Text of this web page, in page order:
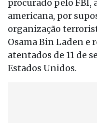
procurado pelo
americana, por
organização
Osama Bin Laden e
atentados de 11 de
Estados Unidos.